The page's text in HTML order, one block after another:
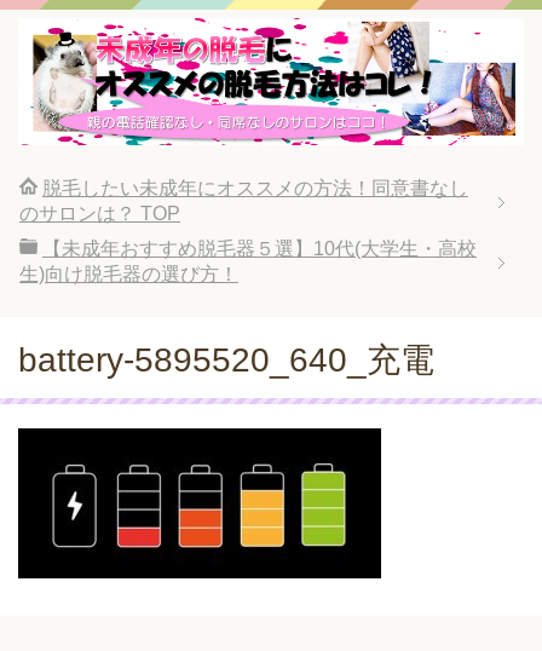
脱毛したい未成年にオススメの方法！同意書なし
のサロンは？ TOP
【未成年おすすめ脱毛器５選】10代(大学生・高校
生)向け脱毛器の選び方！
battery-5895520_640_充電